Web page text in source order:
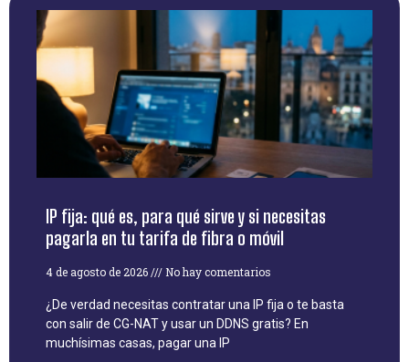
IP fija: qué es, para qué sirve y si necesitas
pagarla en tu tarifa de fibra o móvil
4 de agosto de 2026 No hay comentarios
¿De verdad necesitas contratar una IP fija o te basta
con salir de CG-NAT y usar un DDNS gratis? En
muchísimas casas, pagar una IP